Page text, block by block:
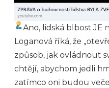
Ano, lidská blbost JE
Loganová říká, že
způsob, jak ovládnout
chtějí, abychom jedli
zatímco oni budou